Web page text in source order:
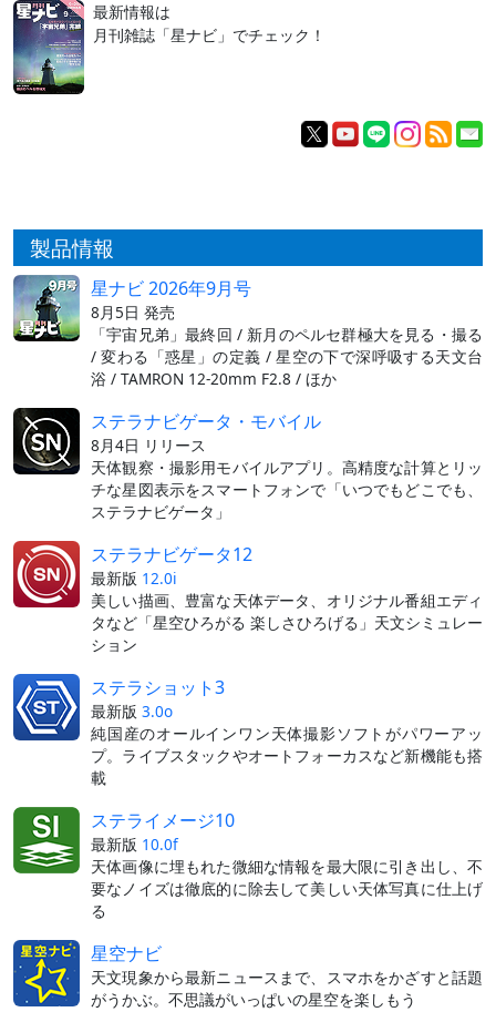
最新情報は
月刊雑誌「星ナビ」でチェック！
製品情報
星ナビ 2026年9月号
8月5日 発売
「宇宙兄弟」最終回 / 新月のペルセ群極大を見る・撮る
/ 変わる「惑星」の定義 / 星空の下で深呼吸する天文台
浴 / TAMRON 12-20mm F2.8 / ほか
ステラナビゲータ・モバイル
8月4日 リリース
天体観察・撮影用モバイルアプリ。高精度な計算とリッ
チな星図表示をスマートフォンで「いつでもどこでも、
ステラナビゲータ」
ステラナビゲータ12
最新版 12.0i
美しい描画、豊富な天体データ、オリジナル番組エディ
タなど「星空ひろがる 楽しさひろげる」天文シミュレー
ション
ステラショット3
最新版 3.0o
純国産のオールインワン天体撮影ソフトがパワーアッ
プ。ライブスタックやオートフォーカスなど新機能も搭
載
ステライメージ10
最新版 10.0f
天体画像に埋もれた微細な情報を最大限に引き出し、不
要なノイズは徹底的に除去して美しい天体写真に仕上げ
る
星空ナビ
天文現象から最新ニュースまで、スマホをかざすと話題
がうかぶ。不思議がいっぱいの星空を楽しもう